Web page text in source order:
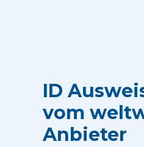
ID
vom
Anbieter